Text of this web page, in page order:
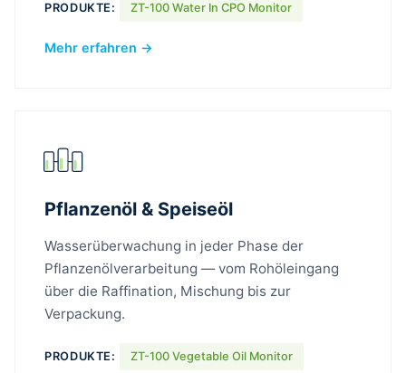
PRODUKTE: ZT-100 Water In CPO Monitor
Mehr erfahren →
Pflanzenöl & Speiseöl
Wasserüberwachung in jeder Phase der
Pflanzenölverarbeitung — vom Rohöleingang
über die Raffination, Mischung bis zur
Verpackung.
PRODUKTE: ZT-100 Vegetable Oil Monitor